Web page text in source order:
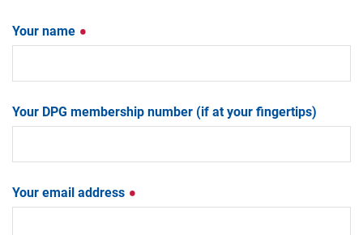
Your name
Your DPG membership number (if at your fingertips)
Your email address